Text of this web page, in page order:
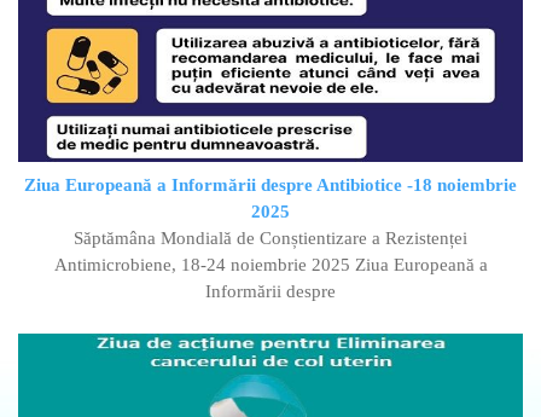
Ziua Europeană a Informării despre Antibiotice -18 noiembrie
2025
Săptămâna Mondială de Conștientizare a Rezistenței
Antimicrobiene, 18-24 noiembrie 2025 Ziua Europeană a
Informării despre